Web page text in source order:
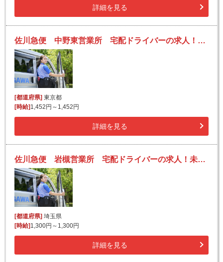
詳細を見る
佐川急便 中野東営業所 宅配ドライバーの求人！未経験歓迎！先輩たちがサポートします♪
[都道府県]東京都
[時給]1,452円～1,452円
詳細を見る
佐川急便 岩槻営業所 宅配ドライバーの求人！未経験歓迎！先輩たちがサポートします♪
[都道府県]埼玉県
[時給]1,300円～1,300円
詳細を見る